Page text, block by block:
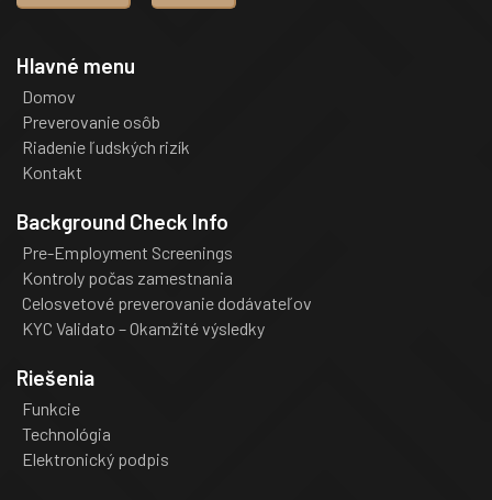
Hlavné menu
Domov
Preverovanie osôb
Riadenie ľudských rizík
Kontakt
Background Check Info
Pre-Employment Screenings
Kontroly počas zamestnania
Celosvetové preverovanie dodávateľov
KYC Validato – Okamžité výsledky
Riešenia
Funkcie
Technológia
Elektronický podpis